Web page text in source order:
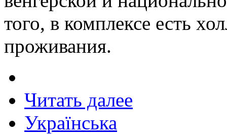
того, в комплексе есть
проживания.
Читать далее
Українська